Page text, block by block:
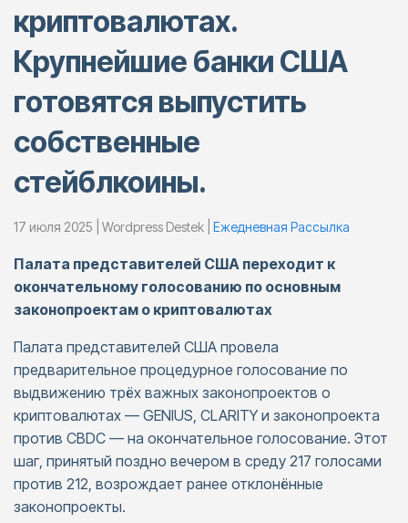
криптовалютах.
Крупнейшие банки США
готовятся выпустить
собственные
стейблкоины.
17 июля 2025 | Wordpress Destek | Ежедневная Pассылка
Палата представителей США переходит к
окончательному голосованию по основным
законопроектам о криптовалютах
Палата представителей США провела
предварительное процедурное голосование по
выдвижению трёх важных законопроектов о
криптовалютах — GENIUS, CLARITY и законопроекта
против CBDC — на окончательное голосование. Этот
шаг, принятый поздно вечером в среду 217 голосами
против 212, возрождает ранее отклонённые
законопроекты.